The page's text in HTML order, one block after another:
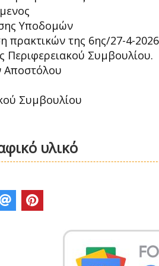
Υποδομών
πρακτικών της 6ης/27-4-
Περιφερειακού Συμβουλίου.
Αποστόλου
Συμβουλίου
υλικό